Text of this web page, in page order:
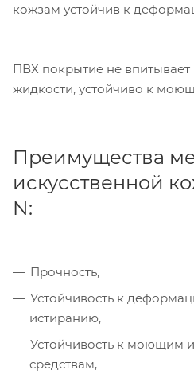
кожзам устойчив к
ПВХ покрытие не впитывает
жидкости, устойчиво к
Преимущества
искусственной
N:
Прочность,
Устойчивость к
истиранию,
Устойчивость к моющим
средствам,
обрабатывает
использованием
Политике .
нажав кнопку